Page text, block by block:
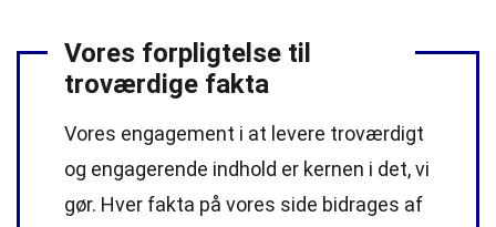
Vores forpligtelse til
troværdige fakta
Vores engagement i at levere troværdigt
og engagerende indhold er kernen i det, vi
gør. Hver fakta på vores side bidrages af